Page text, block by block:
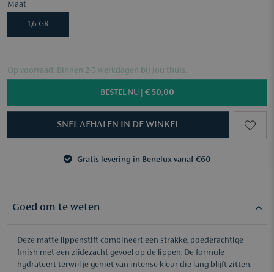
Maat
1,6 GR
Op voorraad. Binnen 2-3 werkdagen bij jou thuis.
BESTEL NU | € 50,00
SNEL AFHALEN IN DE WINKEL
Gratis levering in Benelux vanaf €60
Goed om te weten
Deze matte lippenstift combineert een strakke, poederachtige
finish met een zijdezacht gevoel op de lippen. De formule
hydrateert terwijl je geniet van intense kleur die lang blijft zitten.